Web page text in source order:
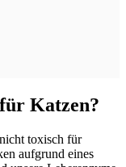
Katzen?
toxisch für
aufgrund eines